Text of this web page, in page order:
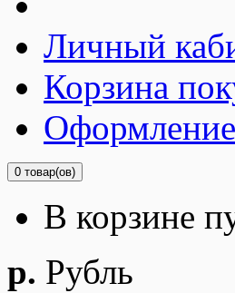
Личный
Корзина
Оформление
0 товар(ов)
В корзине
р. Рубль